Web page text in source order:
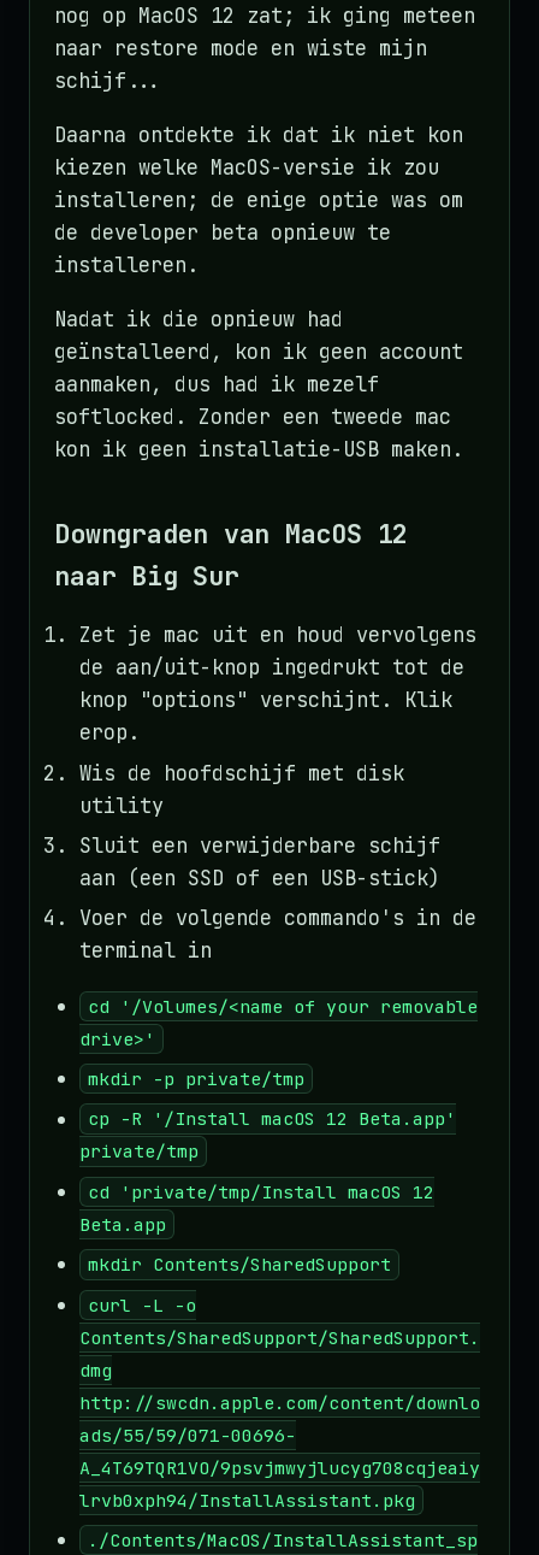
nog op MacOS 12 zat; ik ging meteen
naar restore mode en wiste mijn
schijf...
Daarna ontdekte ik dat ik niet kon
kiezen welke MacOS-versie ik zou
installeren; de enige optie was om
de developer beta opnieuw te
installeren.
Nadat ik die opnieuw had
geïnstalleerd, kon ik geen account
aanmaken, dus had ik mezelf
softlocked. Zonder een tweede mac
kon ik geen installatie-USB maken.
Downgraden van MacOS 12
naar Big Sur
Zet je mac uit en houd vervolgens
de aan/uit-knop ingedrukt tot de
knop "options" verschijnt. Klik
erop.
Wis de hoofdschijf met disk
utility
Sluit een verwijderbare schijf
aan (een SSD of een USB-stick)
Voer de volgende commando's in de
terminal in
cd '/Volumes/<name of your removable
drive>'
mkdir -p private/tmp
cp -R '/Install macOS 12 Beta.app'
private/tmp
cd 'private/tmp/Install macOS 12
Beta.app
mkdir Contents/SharedSupport
curl -L -o
Contents/SharedSupport/SharedSupport.
dmg
http://swcdn.apple.com/content/downlo
ads/55/59/071-00696-
A_4T69TQR1VO/9psvjmwyjlucyg708cqjeaiy
lrvb0xph94/InstallAssistant.pkg
./Contents/MacOS/InstallAssistant_sp